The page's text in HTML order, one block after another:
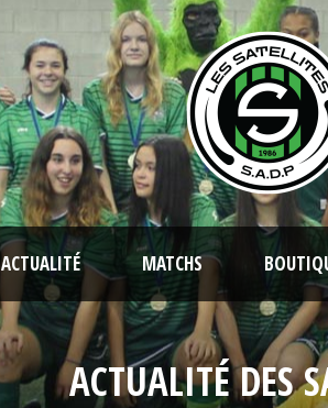
ACTUALITÉ MATCHS
ACTUALITÉ DES